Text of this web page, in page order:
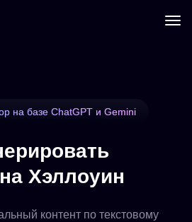
на базе ChatGPT и Gemini
Хэллоуин
контент по текстовому